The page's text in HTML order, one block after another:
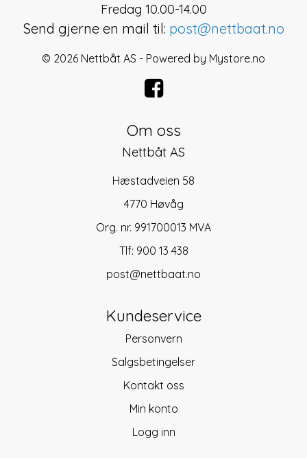
Fredag 10.00-14.00
Send gjerne en mail til: post@nettbaat.no
© 2026 Nettbåt AS - Powered by Mystore.no
Om oss
Nettbåt AS
Hæstadveien 58
4770 Høvåg
Org. nr. 991700013 MVA
Tlf: 900 13 438
post@nettbaat.no
Kundeservice
Personvern
Salgsbetingelser
Kontakt oss
Min konto
Logg inn